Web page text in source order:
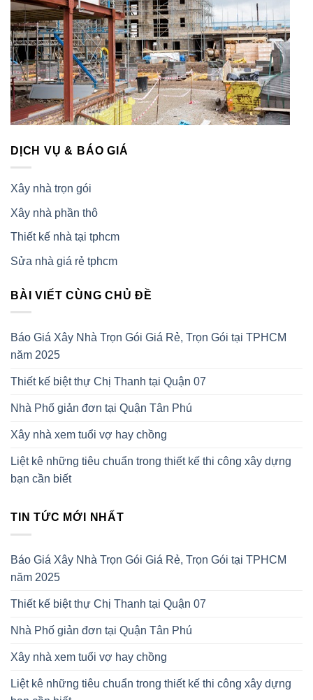
DỊCH VỤ & BÁO GIÁ
Xây nhà trọn gói
Xây nhà phần thô
Thiết kế nhà tại tphcm
Sửa nhà giá rẻ tphcm
BÀI VIẾT CÙNG CHỦ ĐỀ
Báo Giá Xây Nhà Trọn Gói Giá Rẻ, Trọn Gói tại TPHCM
năm 2025
Thiết kế biệt thự Chị Thanh tại Quận 07
Nhà Phố giản đơn tại Quận Tân Phú
Xây nhà xem tuổi vợ hay chồng
Liệt kê những tiêu chuẩn trong thiết kế thi công xây dựng
bạn cần biết
TIN TỨC MỚI NHẤT
Báo Giá Xây Nhà Trọn Gói Giá Rẻ, Trọn Gói tại TPHCM
năm 2025
Thiết kế biệt thự Chị Thanh tại Quận 07
Nhà Phố giản đơn tại Quận Tân Phú
Xây nhà xem tuổi vợ hay chồng
Liệt kê những tiêu chuẩn trong thiết kế thi công xây dựng